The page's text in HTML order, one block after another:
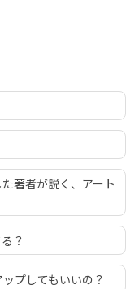
著者が説く、アート
？
プしてもいいの？